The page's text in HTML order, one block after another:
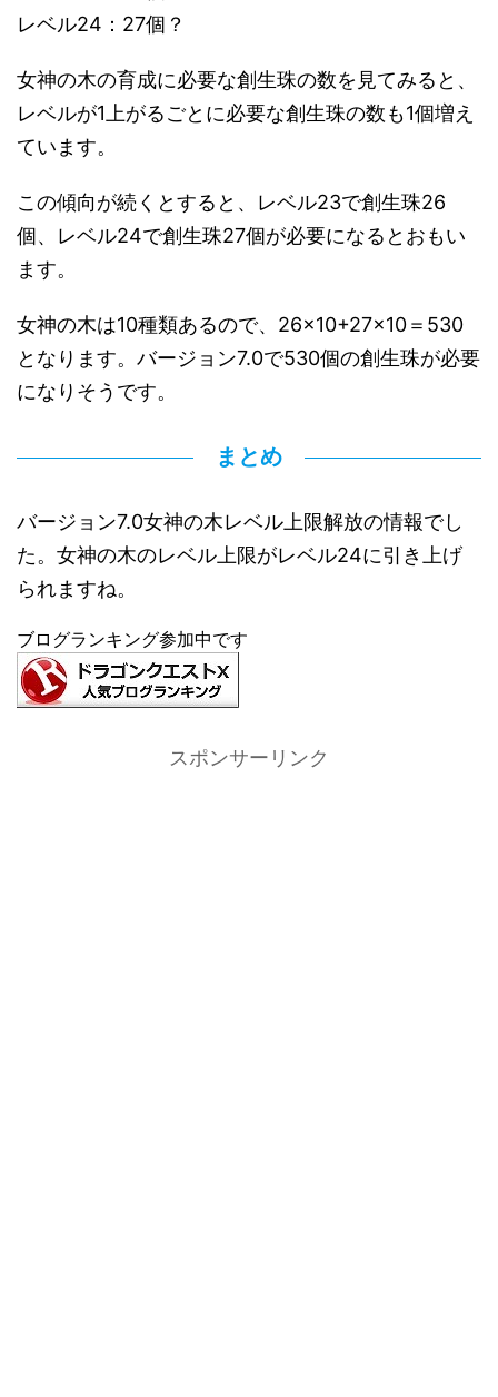
レベル24：27個？
女神の木の育成に必要な創生珠の数を見てみると、
レベルが1上がるごとに必要な創生珠の数も1個増え
ています。
この傾向が続くとすると、レベル23で創生珠26
個、レベル24で創生珠27個が必要になるとおもい
ます。
女神の木は10種類あるので、26×10+27×10＝530
となります。バージョン7.0で530個の創生珠が必要
になりそうです。
まとめ
バージョン7.0女神の木レベル上限解放の情報でし
た。女神の木のレベル上限がレベル24に引き上げ
られますね。
ブログランキング参加中です
スポンサーリンク